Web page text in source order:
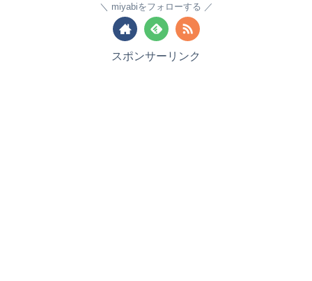
miyabiをフォローする
スポンサーリンク